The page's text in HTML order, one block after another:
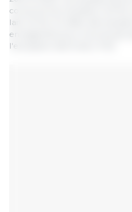
concerné les céréales (+45
lait (+31 %). En effet, des
enregistrées pour tous les
l'exception des fruits (-3 %).